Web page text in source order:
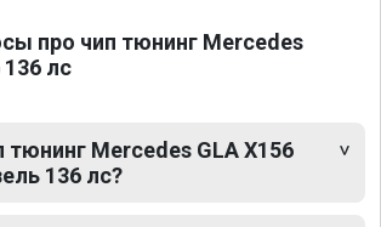
про чип тюнинг Mercedes
136 лс
тюнинг Mercedes GLA X156
136 лс?